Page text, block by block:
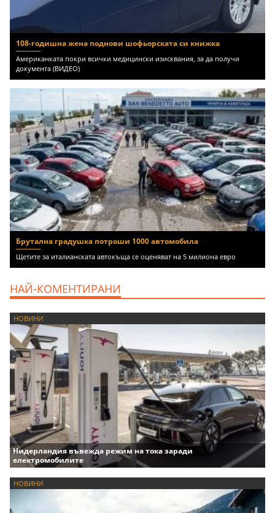
108-годишна жена поднови шофьорската си книжка
Американката покри всички медицински изисквания, за да получи
документа (ВИДЕО)
Брутална градушка потроши 1000 автомобила
Щетите за италианската автокъща се оценяват на 5 милиона евро
НАЙ-КОМЕНТИРАНИ
НОВИНИ
Нидерландия въвежда режим на тока заради
електромобилите
НОВИНИ